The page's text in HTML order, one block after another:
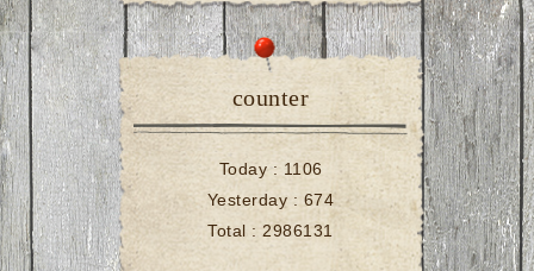
counter
Today : 1106
Yesterday : 674
Total :2986131